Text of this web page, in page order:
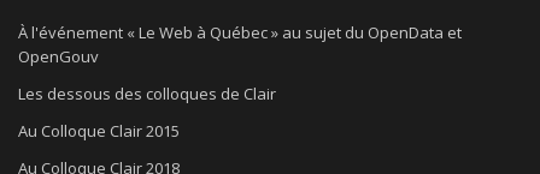
À l'événement « Le Web à Québec » au sujet du OpenData et
OpenGouv
Les dessous des colloques de Clair
Au Colloque Clair 2015
Au Colloque Clair 2018